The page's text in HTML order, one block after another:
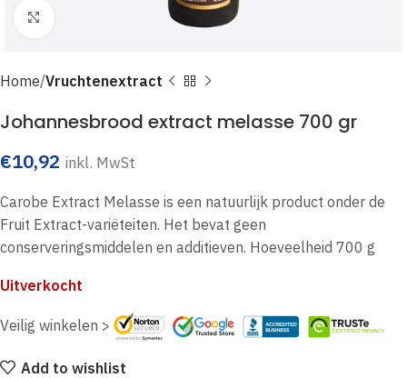
Home Vruchtenextract
Johannesbrood extract melasse 700 gr
€10,92 inkl. MwSt
Carobe Extract Melasse is een natuurlijk product onder de
Fruit Extract-variëteiten. Het bevat geen
conserveringsmiddelen en additieven. Hoeveelheid 700 g
Uitverkocht
Veilig winkelen >
Add to wishlist